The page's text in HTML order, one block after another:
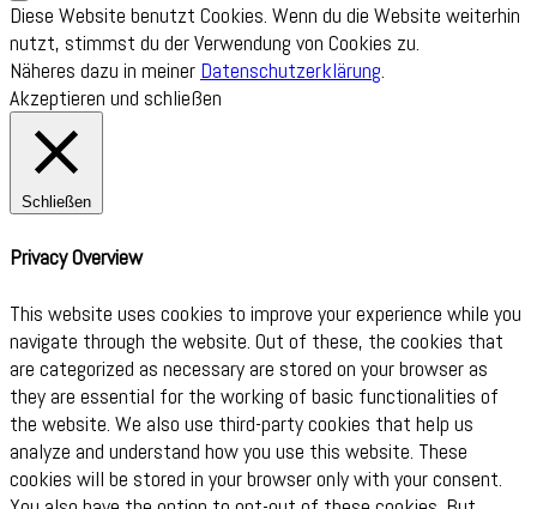
Diese Website benutzt Cookies. Wenn du die Website weiterhin
nutzt, stimmst du der Verwendung von Cookies zu.
Näheres dazu in meiner Datenschutzerklärung.
Akzeptieren und schließen
Schließen
Privacy Overview
This website uses cookies to improve your experience while you
navigate through the website. Out of these, the cookies that
are categorized as necessary are stored on your browser as
they are essential for the working of basic functionalities of
the website. We also use third-party cookies that help us
analyze and understand how you use this website. These
cookies will be stored in your browser only with your consent.